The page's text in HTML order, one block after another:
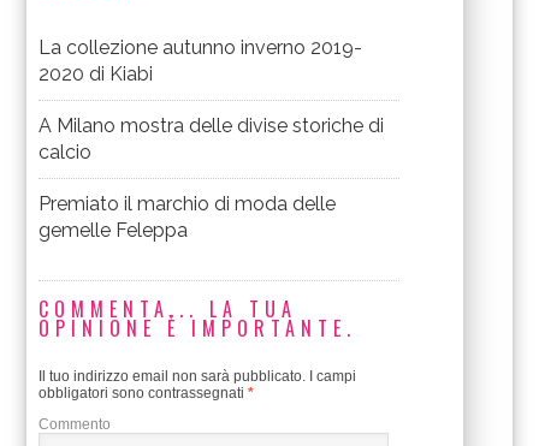
La collezione autunno inverno 2019-
2020 di Kiabi
A Milano mostra delle divise storiche di
calcio
Premiato il marchio di moda delle
gemelle Feleppa
COMMENTA... LA TUA
OPINIONE È IMPORTANTE.
Il tuo indirizzo email non sarà pubblicato. I campi
obbligatori sono contrassegnati*
Commento